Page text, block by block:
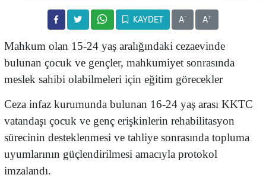
KAYDET A- A+
Mahkum olan 15-24 yaş aralığındaki cezaevinde
bulunan çocuk ve gençler, mahkumiyet sonrasında
meslek sahibi olabilmeleri için eğitim görecekler
Ceza infaz kurumunda bulunan 16-24 yaş arası KKTC
vatandaşı çocuk ve genç erişkinlerin rehabilitasyon
sürecinin desteklenmesi ve tahliye sonrasında topluma
uyumlarının güçlendirilmesi amacıyla protokol
imzalandı.